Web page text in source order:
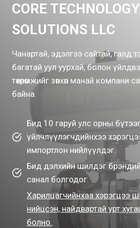
CORE TECHNOLOGY
SOLUTIONS LLC
Чанартай, эдэлгээ сайтай, галд
багатай уул уурхай, болон
төхөөрөмжийг зөвхөн манай компани
байна.
Бид 10 гаруй улс орны
үйлчлүүлэгчдийнхээ
импортлон нийлүүлдэг.
Бид дэлхийн шилдэг брэндийн
санал болгодог.
Харилцагчийнхаа хэрэгцээ
нийцсэн, найдвартай урт
болно.